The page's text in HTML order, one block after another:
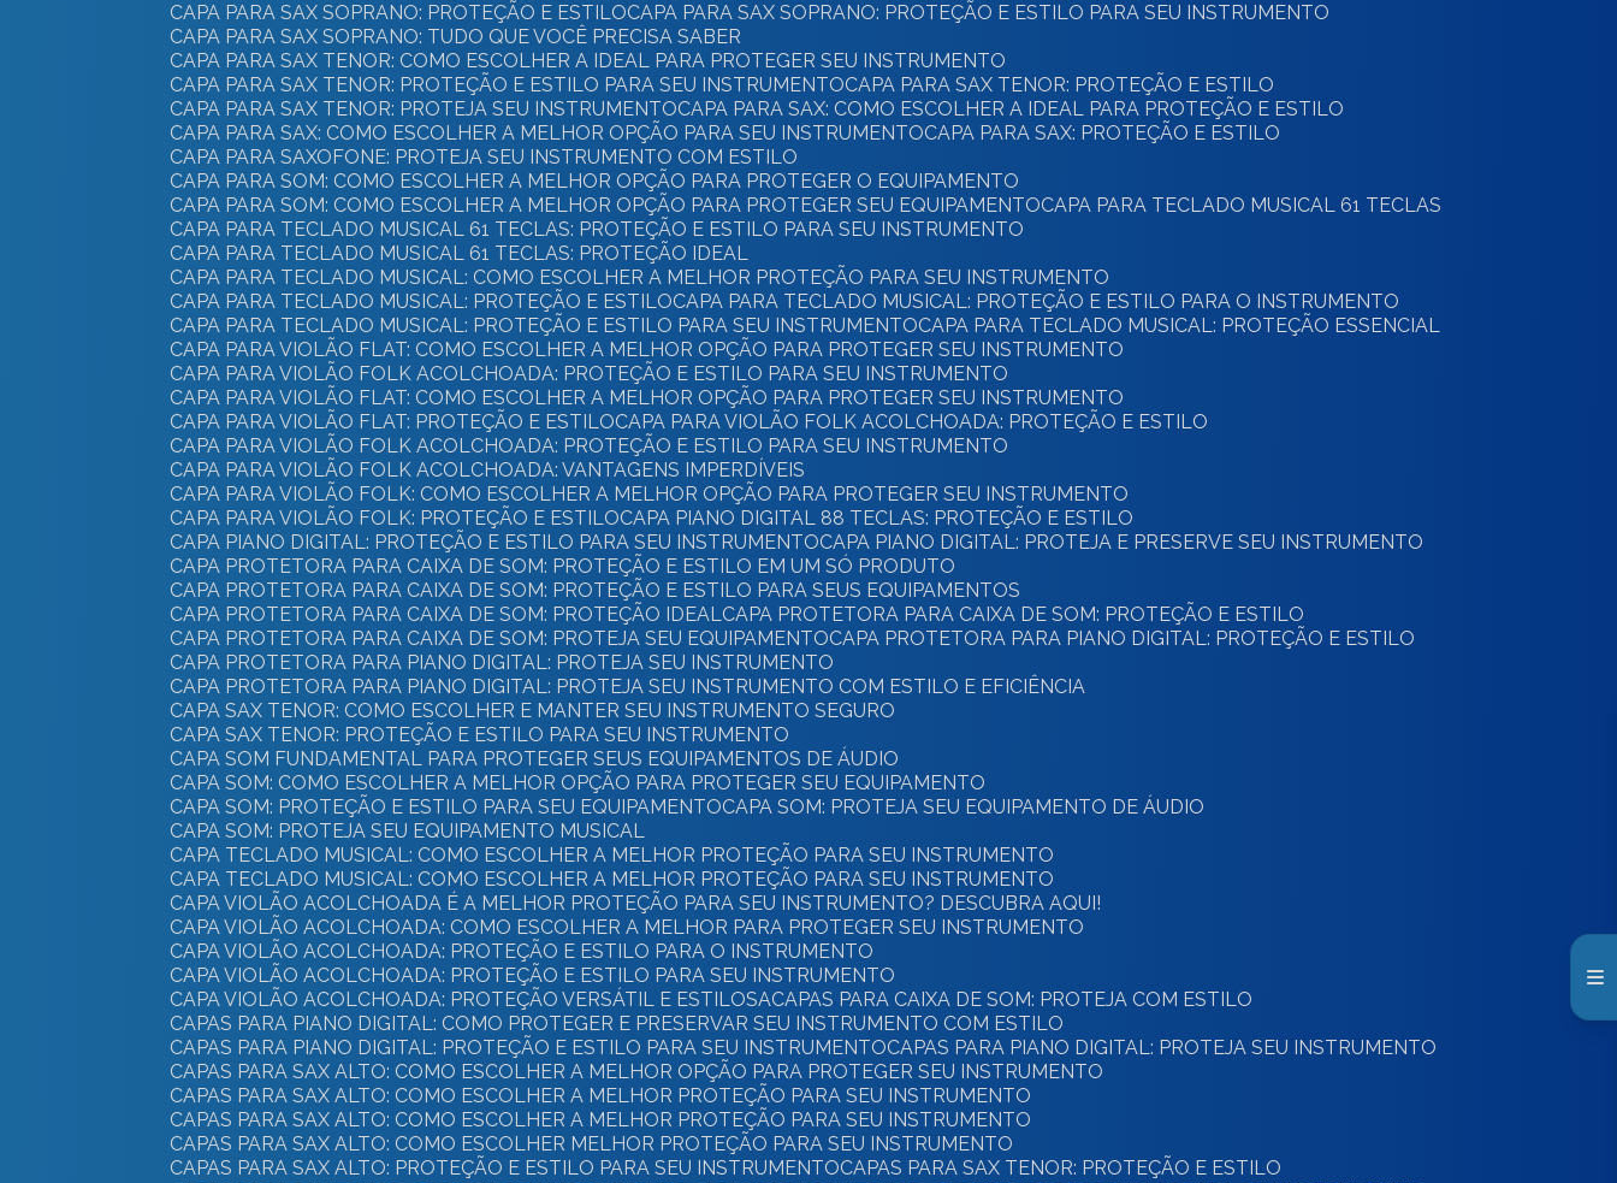
CAPA PARA SAX SOPRANO: PROTEÇÃO E ESTILO
CAPA PARA SAX SOPRANO: PROTEÇÃO E ESTILO PARA SEU INSTRUMENTO
CAPA PARA SAX SOPRANO: TUDO QUE VOCÊ PRECISA SABER
CAPA PARA SAX TENOR: COMO ESCOLHER A IDEAL PARA PROTEGER SEU INSTRUMENTO
CAPA PARA SAX TENOR: PROTEÇÃO E ESTILO PARA SEU INSTRUMENTO
CAPA PARA SAX TENOR: PROTEÇÃO E ESTILO
CAPA PARA SAX TENOR: PROTEJA SEU INSTRUMENTO
CAPA PARA SAX: COMO ESCOLHER A IDEAL PARA PROTEÇÃO E ESTILO
CAPA PARA SAX: COMO ESCOLHER A MELHOR OPÇÃO PARA SEU INSTRUMENTO
CAPA PARA SAX: PROTEÇÃO E ESTILO
CAPA PARA SAXOFONE: PROTEJA SEU INSTRUMENTO COM ESTILO
CAPA PARA SOM: COMO ESCOLHER A MELHOR OPÇÃO PARA PROTEGER O EQUIPAMENTO
CAPA PARA SOM: COMO ESCOLHER A MELHOR OPÇÃO PARA PROTEGER SEU EQUIPAMENTO
CAPA PARA TECLADO MUSICAL 61 TECLAS
CAPA PARA TECLADO MUSICAL 61 TECLAS: PROTEÇÃO E ESTILO PARA SEU INSTRUMENTO
CAPA PARA TECLADO MUSICAL 61 TECLAS: PROTEÇÃO IDEAL
CAPA PARA TECLADO MUSICAL: COMO ESCOLHER A MELHOR PROTEÇÃO PARA SEU INSTRUMENTO
CAPA PARA TECLADO MUSICAL: PROTEÇÃO E ESTILO
CAPA PARA TECLADO MUSICAL: PROTEÇÃO E ESTILO PARA O INSTRUMENTO
CAPA PARA TECLADO MUSICAL: PROTEÇÃO E ESTILO PARA SEU INSTRUMENTO
CAPA PARA TECLADO MUSICAL: PROTEÇÃO ESSENCIAL
CAPA PARA VIOLÃO FLAT: COMO ESCOLHER A MELHOR OPÇÃO PARA PROTEGER SEU INSTRUMENTO
CAPA PARA VIOLÃO FOLK ACOLCHOADA: PROTEÇÃO E ESTILO PARA SEU INSTRUMENTO
CAPA PARA VIOLÃO FLAT: COMO ESCOLHER A MELHOR OPÇÃO PARA PROTEGER SEU INSTRUMENTO
CAPA PARA VIOLÃO FLAT: PROTEÇÃO E ESTILO
CAPA PARA VIOLÃO FOLK ACOLCHOADA: PROTEÇÃO E ESTILO
CAPA PARA VIOLÃO FOLK ACOLCHOADA: PROTEÇÃO E ESTILO PARA SEU INSTRUMENTO
CAPA PARA VIOLÃO FOLK ACOLCHOADA: VANTAGENS IMPERDÍVEIS
CAPA PARA VIOLÃO FOLK: COMO ESCOLHER A MELHOR OPÇÃO PARA PROTEGER SEU INSTRUMENTO
CAPA PARA VIOLÃO FOLK: PROTEÇÃO E ESTILO
CAPA PIANO DIGITAL 88 TECLAS: PROTEÇÃO E ESTILO
CAPA PIANO DIGITAL: PROTEÇÃO E ESTILO PARA SEU INSTRUMENTO
CAPA PIANO DIGITAL: PROTEJA E PRESERVE SEU INSTRUMENTO
CAPA PROTETORA PARA CAIXA DE SOM: PROTEÇÃO E ESTILO EM UM SÓ PRODUTO
CAPA PROTETORA PARA CAIXA DE SOM: PROTEÇÃO E ESTILO PARA SEUS EQUIPAMENTOS
CAPA PROTETORA PARA CAIXA DE SOM: PROTEÇÃO IDEAL CAPA PROTETORA PARA CAIXA DE SOM: PROTEÇÃO E ESTILO
CAPA PROTETORA PARA CAIXA DE SOM: PROTEJA SEU EQUIPAMENTO
CAPA PROTETORA PARA PIANO DIGITAL: PROTEÇÃO E ESTILO
CAPA PROTETORA PARA PIANO DIGITAL: PROTEJA SEU INSTRUMENTO
CAPA PROTETORA PARA PIANO DIGITAL: PROTEJA SEU INSTRUMENTO COM ESTILO E EFICIÊNCIA
CAPA SAX TENOR: COMO ESCOLHER E MANTER SEU INSTRUMENTO SEGURO
CAPA SAX TENOR: PROTEÇÃO E ESTILO PARA SEU INSTRUMENTO
CAPA SOM FUNDAMENTAL PARA PROTEGER SEUS EQUIPAMENTOS DE ÁUDIO
CAPA SOM: COMO ESCOLHER A MELHOR OPÇÃO PARA PROTEGER SEU EQUIPAMENTO
CAPA SOM: PROTEÇÃO E ESTILO PARA SEU EQUIPAMENTO
CAPA SOM: PROTEJA SEU EQUIPAMENTO DE ÁUDIO
CAPA SOM: PROTEJA SEU EQUIPAMENTO MUSICAL
CAPA TECLADO MUSICAL: COMO ESCOLHER A MELHOR PROTEÇÃO PARA SEU INSTRUMENTO
CAPA TECLADO MUSICAL: COMO ESCOLHER A MELHOR PROTEÇÃO PARA SEU INSTRUMENTO
CAPA VIOLÃO ACOLCHOADA É A MELHOR PROTEÇÃO PARA SEU INSTRUMENTO? DESCUBRA AQUI!
CAPA VIOLÃO ACOLCHOADA: COMO ESCOLHER A MELHOR PARA PROTEGER SEU INSTRUMENTO
CAPA VIOLÃO ACOLCHOADA: PROTEÇÃO E ESTILO PARA O INSTRUMENTO
CAPA VIOLÃO ACOLCHOADA: PROTEÇÃO E ESTILO PARA SEU INSTRUMENTO
CAPA VIOLÃO ACOLCHOADA: PROTEÇÃO VERSÁTIL E ESTILOSA CAPAS PARA CAIXA DE SOM: PROTEJA COM ESTILO
CAPAS PARA PIANO DIGITAL: COMO PROTEGER E PRESERVAR SEU INSTRUMENTO COM ESTILO
CAPAS PARA PIANO DIGITAL: PROTEÇÃO E ESTILO PARA SEU INSTRUMENTO
CAPAS PARA PIANO DIGITAL: PROTEJA SEU INSTRUMENTO
CAPAS PARA SAX ALTO: COMO ESCOLHER A MELHOR OPÇÃO PARA PROTEGER SEU INSTRUMENTO
CAPAS PARA SAX ALTO: COMO ESCOLHER A MELHOR PROTEÇÃO PARA SEU INSTRUMENTO
CAPAS PARA SAX ALTO: COMO ESCOLHER A MELHOR PROTEÇÃO PARA SEU INSTRUMENTO
CAPAS PARA SAX ALTO: COMO ESCOLHER MELHOR PROTEÇÃO PARA SEU INSTRUMENTO
CAPAS PARA SAX ALTO: PROTEÇÃO E ESTILO PARA SEU INSTRUMENTO
CAPAS PARA SAX TENOR: PROTEÇÃO E ESTILO